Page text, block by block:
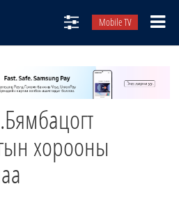
Mobile TV
хорооны